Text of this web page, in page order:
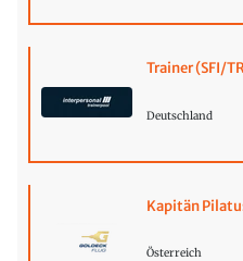
Trainer (SFI/
Deutschland
Kapitän
Österreich